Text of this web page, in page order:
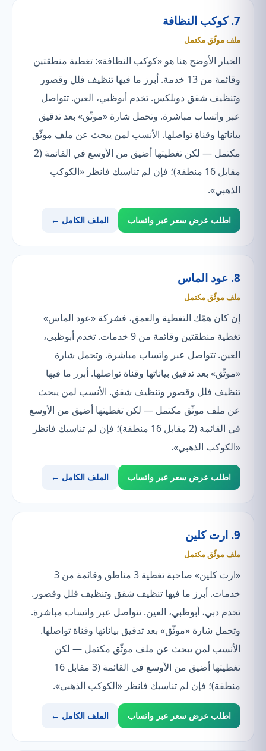
7. كوكب النظافة
ملف موثّق مكتمل
الخيار الأوضح هنا هو «كوكب النظافة»: تغطية منطقتين
وقائمة من 13 خدمة. أبرز ما فيها تنظيف فلل وقصور
وتنظيف شقق دوبلكس. تخدم أبوظبي، العين. تتواصل
عبر واتساب مباشرة. وتحمل شارة «موثّق» بعد تدقيق
بياناتها وقناة تواصلها. الأنسب لمن يبحث عن ملف موثّق
مكتمل — لكن تغطيتها أضيق من الأوسع في القائمة (2
مقابل 16 منطقة)؛ فإن لم تناسبك فانظر «الكوكب
الذهبي».
اطلب عرض سعر عبر واتساب الملف الكامل ←
8. عود الماس
ملف موثّق مكتمل
إن كان همّك التغطية والعمق، فشركة «عود الماس»
تغطية منطقتين وقائمة من 9 خدمات. تخدم أبوظبي،
العين. تتواصل عبر واتساب مباشرة. وتحمل شارة
«موثّق» بعد تدقيق بياناتها وقناة تواصلها. أبرز ما فيها
تنظيف فلل وقصور وتنظيف شقق. الأنسب لمن يبحث
عن ملف موثّق مكتمل — لكن تغطيتها أضيق من الأوسع
في القائمة (2 مقابل 16 منطقة)؛ فإن لم تناسبك فانظر
«الكوكب الذهبي».
اطلب عرض سعر عبر واتساب الملف الكامل ←
9. ارت كلين
ملف موثّق مكتمل
«ارت كلين» صاحبة تغطية 3 مناطق وقائمة من 3
خدمات. أبرز ما فيها تنظيف شقق وتنظيف فلل وقصور.
تخدم دبي، أبوظبي، العين. تتواصل عبر واتساب مباشرة.
وتحمل شارة «موثّق» بعد تدقيق بياناتها وقناة تواصلها.
الأنسب لمن يبحث عن ملف موثّق مكتمل — لكن
تغطيتها أضيق من الأوسع في القائمة (3 مقابل 16
منطقة)؛ فإن لم تناسبك فانظر «الكوكب الذهبي».
اطلب عرض سعر عبر واتساب الملف الكامل ←